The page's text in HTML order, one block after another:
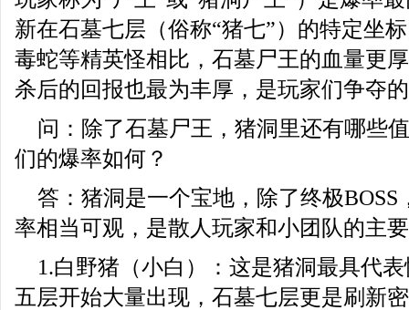
新在石墓七层（俗称“猪七”）的特定坐
毒蛇等精英怪相比，石墓尸王的血量更
杀后的回报也最为丰厚，是玩家们争夺
问：除了石墓尸王，猪洞里还有哪些
们的爆率如何？
答：猪洞是一个宝地，除了终极
率相当可观，是散人玩家和小团队的主
1.白野猪（小白）：这是猪洞最具代
五层开始大量出现，石墓七层更是刷新